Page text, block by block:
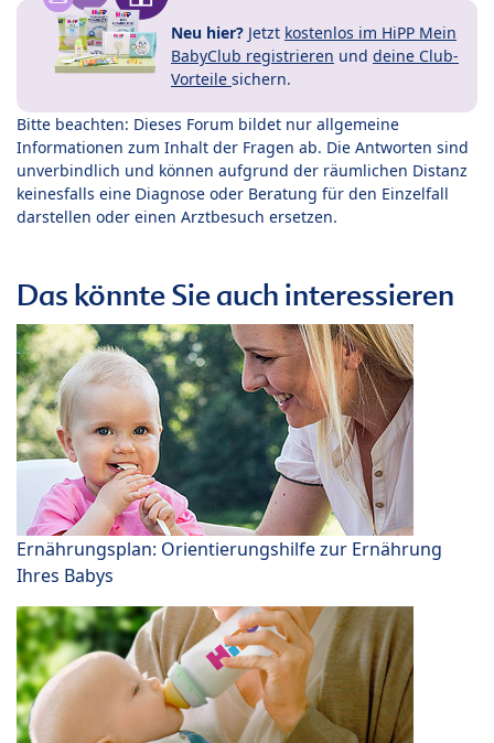
Neu hier? Jetzt kostenlos im HiPP Mein
BabyClub registrieren und deine Club-
Vorteile sichern.
Bitte beachten: Dieses Forum bildet nur allgemeine
Informationen zum Inhalt der Fragen ab. Die Antworten sind
unverbindlich und können aufgrund der räumlichen Distanz
keinesfalls eine Diagnose oder Beratung für den Einzelfall
darstellen oder einen Arztbesuch ersetzen.
Das könnte Sie auch interessieren
Ernährungsplan: Orientierungshilfe zur Ernährung
Ihres Babys